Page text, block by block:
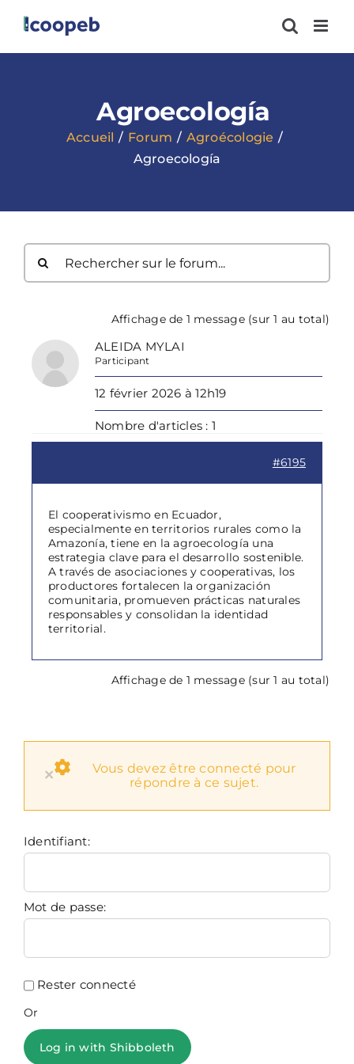
contenu
Agroecología
Accueil Forum
Agroécologie
Agroecología
Affichage de 1 message (sur 1 au total)
ALEIDA MYLAI
Participant
12 février 2026 à 12h19
Nombre d'articles : 1
#6195
El cooperativismo en Ecuador,
especialmente en territorios rurales como la
Amazonía, tiene en la agroecología una
estrategia clave para el desarrollo sostenible.
A través de asociaciones y cooperativas, los
productores fortalecen la organización
comunitaria, promueven prácticas naturales
responsables y consolidan la identidad
territorial.
Affichage de 1 message (sur 1 au total)
×
Vous devez être connecté pour
répondre à ce sujet.
Identifiant:
Mot de passe:
Rester connecté
Or
Log in with Shibboleth